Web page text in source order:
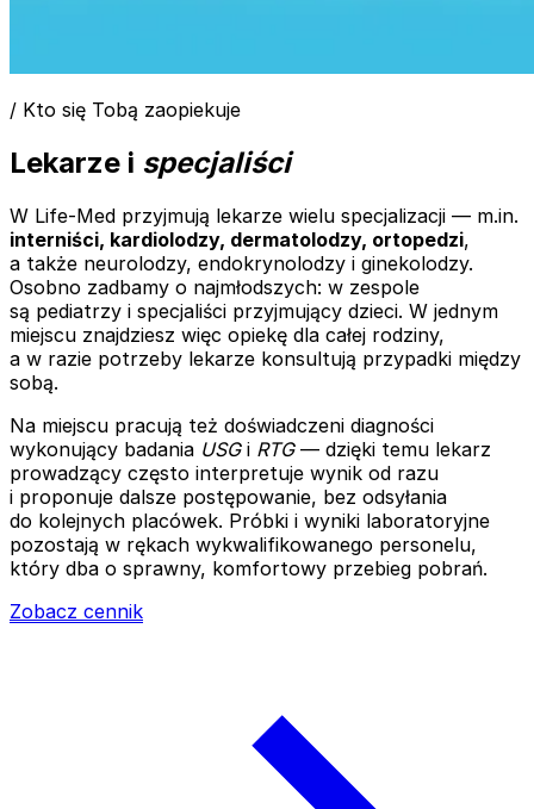
/ Kto się Tobą zaopiekuje
Lekarze i specjaliści
W Life-Med przyjmują lekarze wielu specjalizacji — m.in.
interniści, kardiolodzy, dermatolodzy, ortopedzi,
a także neurolodzy, endokrynolodzy i ginekolodzy.
Osobno zadbamy o najmłodszych: w zespole
są pediatrzy i specjaliści przyjmujący dzieci. W jednym
miejscu znajdziesz więc opiekę dla całej rodziny,
a w razie potrzeby lekarze konsultują przypadki między
sobą.
Na miejscu pracują też doświadczeni diagności
wykonujący badania USGi RTG— dzięki temu lekarz
prowadzący często interpretuje wynik od razu
i proponuje dalsze postępowanie, bez odsyłania
do kolejnych placówek. Próbki i wyniki laboratoryjne
pozostają w rękach wykwalifikowanego personelu,
który dba o sprawny, komfortowy przebieg pobrań.
Zobacz cennik